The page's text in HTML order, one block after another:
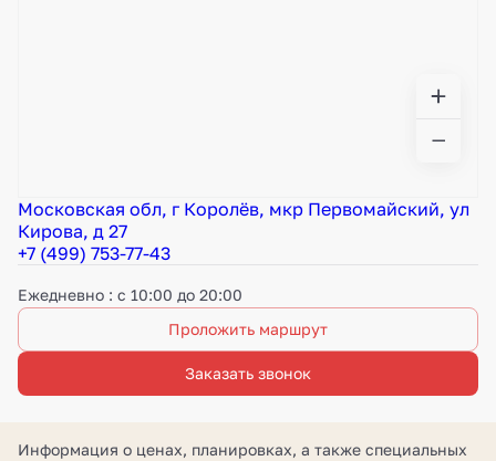
Московская обл, г Королёв, мкр Первомайский, ул
Кирова, д 27
+7 (499) 753-77-43
Ежедневно : с 10:00 до 20:00
Проложить маршрут
Заказать звонок
Информация о ценах, планировках, а также специальных